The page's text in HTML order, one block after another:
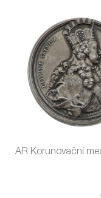
AR Korunovační